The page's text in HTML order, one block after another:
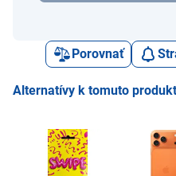
Porovnať
Alternatívy k tomuto